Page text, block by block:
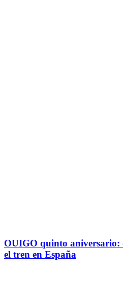
OUIGO quinto aniversario:
el tren en España